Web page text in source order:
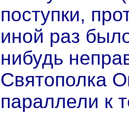
поступки,
иной раз
нибудь
Святополка
параллели к